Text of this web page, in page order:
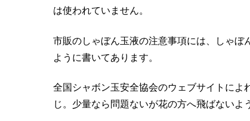
は使われていません。
市販のしゃぼん玉液の注意事項には、しゃぼ
ように書いてあります。
全国シャボン玉安全協会のウェブサイトによ
じ。少量なら問題ないが花の方へ飛ばないよ